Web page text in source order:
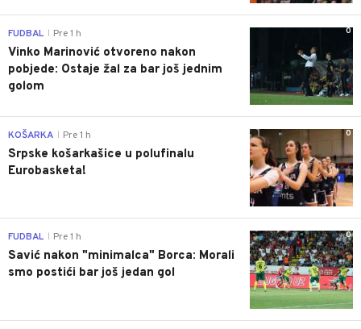
0
FUDBAL Pre 1 h
Vinko Marinović otvoreno nakon
pobjede: Ostaje žal za bar još jednim
golom
0
KOŠARKA Pre 1 h
Srpske košarkašice u polufinalu
Eurobasketa!
0
FUDBAL Pre 1 h
Savić nakon "minimalca" Borca: Morali
smo postići bar još jedan gol